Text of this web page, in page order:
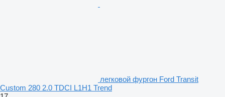
легковой фургон Ford Transit
Custom 280 2.0 TDCI L1H1 Trend